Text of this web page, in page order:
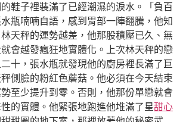
鞋子裡裝滿了已經潮濕的淚水。「負百
瓶喃喃自語，感到胃部一陣翻騰，他知
天秤的運勢越差，他那股積壓已久、無
會越發瘋狂地實體化。上次林天秤的戀
十，張水瓶就發現他的廚房裡長滿了巨
側臉的粉紅色蘑菇。他必須在今天結束
至少提升到零。否則，他那份單戀就會
的實體。他緊張地跑進他堆滿了星甜心